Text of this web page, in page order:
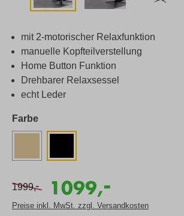
mit 2-motorischer Relaxfunktion
manuelle Kopfteilverstellung
Home Button Funktion
Drehbarer Relaxsessel
echt Leder
Farbe
1999,- 1099,
-
Preise inkl. MwSt. zzgl. Versandkosten